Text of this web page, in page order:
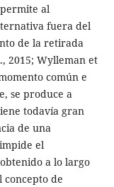
al
fuera del
de la retirada
2015; Wylleman et
común e
se produce a
todavía gran
de una
el
a lo largo
concepto de